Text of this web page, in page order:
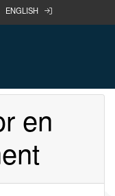
ENGLISH login
en